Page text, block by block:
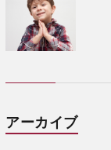
アーカイブ